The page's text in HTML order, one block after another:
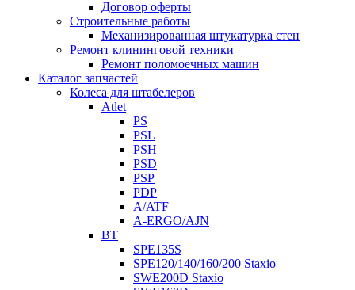
Договор оферты
Строительные работы
Механизированная штукатурка стен
Ремонт клининговой техники
Ремонт поломоечных машин
Каталог запчастей
Колеса для штабелеров
Atlet
PS
PSL
PSH
PSD
PSP
PDP
A/ATF
A-ERGO/AJN
BT
SPE135S
SPE120/140/160/200 Staxio
SWE200D Staxio